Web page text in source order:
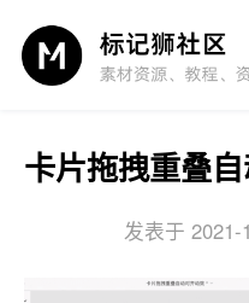
卡片拖拽重叠
发表于 2021-